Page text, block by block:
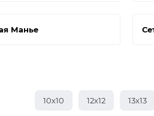
Манье
10х10 12х12 13х13